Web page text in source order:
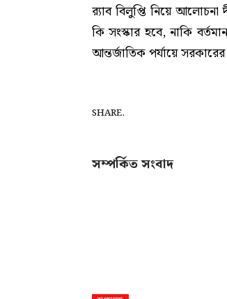
র‍্যাব বিলুপ্তি নিয়ে আলোচনা
কি সংস্কার হবে, নাকি
আন্তর্জাতিক পর্যায়ে
SHARE.
সম্পর্কিত সংবাদ